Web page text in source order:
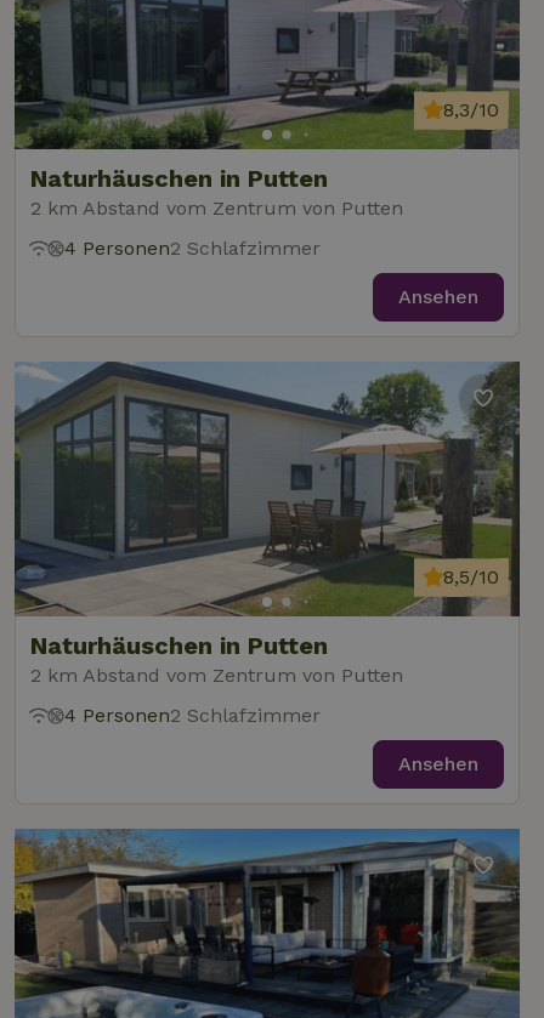
Naturhäuschen in Putten
2 km Abstand vom Zentrum von Putten
8,3/10
4 Personen2 Schlafzimmer
Ansehen
Naturhäuschen in Putten
2 km Abstand vom Zentrum von Putten
8,5/10
4 Personen2 Schlafzimmer
Ansehen